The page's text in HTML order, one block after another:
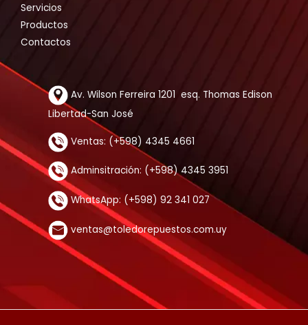
Servicios
Productos
Contactos
Av. Wilson Ferreira 1201 esq. Thomas Edison
Libertad-San José
Ventas: (+598) 4345 4661
Adminsitración: (+598) 4345 3951
WhatsApp: (+598) 92 341 027
ventas@toledorepuestos.com.uy